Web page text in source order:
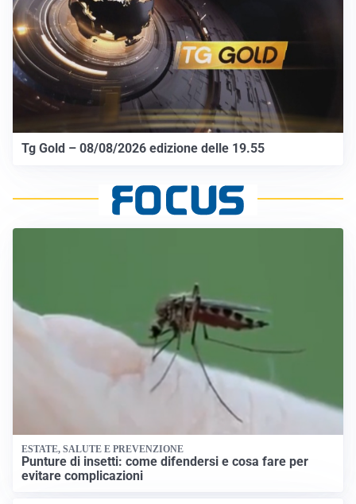
Tg Gold – 08/08/2026 edizione delle 19.55
ESTATE, SALUTE E PREVENZIONE
Punture di insetti: come difendersi e cosa fare per
evitare complicazioni